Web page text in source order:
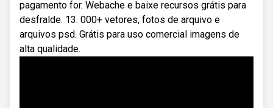
pagamento for. Webache e baixe recursos grátis para
desfralde. 13. 000+ vetores, fotos de arquivo e
arquivos psd. Grátis para uso comercial imagens de
alta qualidade.